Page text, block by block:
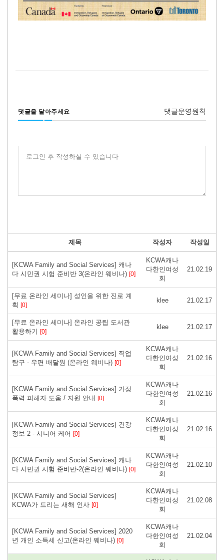
댓글을 달아주세요 댓글운영원칙
로그인 후 작성하실 수 있습니다
제목 작성자 작성일
[KCWA Family and Social Services] 캐나
다 시민권 시험 준비반 3(온라인 웨비나) [0]
KCWA캐나
다한인여성
회
21.02.19
[무료 온라인 세미나] 성인을 위한 진로 계
획 [0]
klee 21.02.17
[무료 온라인 세미나] 온라인 공립 도서관
활용하기 [0]
klee 21.02.17
[KCWA Family and Social Services] 직업
탐구 - 우편 배달원 (온라인 웨비나) [0]
KCWA캐나
다한인여성
회
21.02.16
[KCWA Family and Social Services] 가정
폭력 피해자 도움 / 지원 안내 [0]
KCWA캐나
다한인여성
회
21.02.16
[KCWA Family and Social Services] 건강
정보 2 - 시니어 케어 [0]
KCWA캐나
다한인여성
회
21.02.16
[KCWA Family and Social Services] 캐나
다 시민권 시험 준비반-2(온라인 웨비나) [0]
KCWA캐나
다한인여성
회
21.02.10
[KCWA Family and Social Services]
KCWA가 드리는 새해 인사 [0]
KCWA캐나
다한인여성
회
21.02.08
[KCWA Family and Social Services] 2020
년 개인 소득세 신고(온라인 웨비나) [0]
KCWA캐나
다한인여성
회
21.02.04